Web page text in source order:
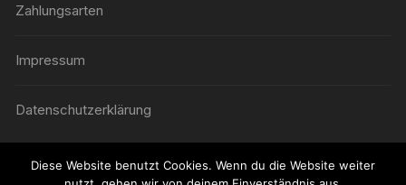
Zahlungsarten
Impressum
Datenschutzerklärung
Diese Website benutzt Cookies. Wenn du die Website weiter